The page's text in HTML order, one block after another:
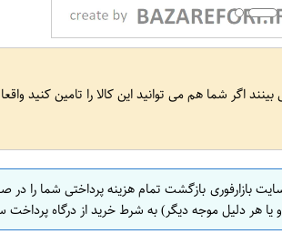
اگر شما هم می توانید این کالا را تامین کنید
بازارفوری بازگشت تمام هزینه پرداختی شما
هر دلیل موجه دیگر) به شرط خرید از درگاه